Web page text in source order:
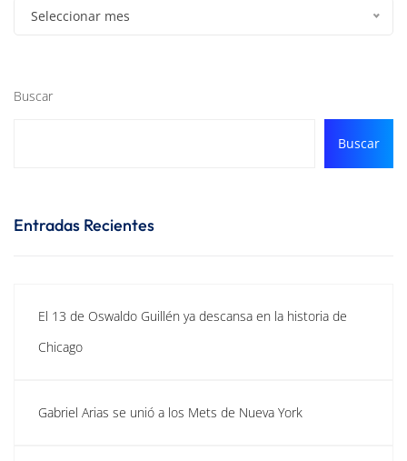
Seleccionar mes
Buscar
Buscar
Entradas Recientes
El 13 de Oswaldo Guillén ya descansa en la historia de
Chicago
Gabriel Arias se unió a los Mets de Nueva York